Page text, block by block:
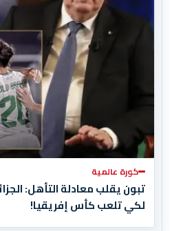
كورة عالمية
تبون يقلب معادلة التأهل:
لكي تلعب كأس إفريقيا!